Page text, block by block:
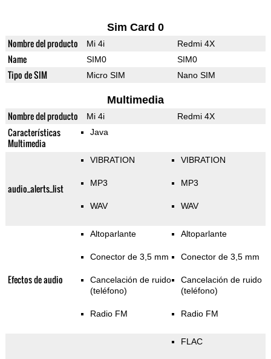
Sim Card 0
Nombre del producto Mi 4i Redmi 4X
Name SIM0 SIM0
Tipo de SIM Micro SIM Nano SIM
Multimedia
Nombre del producto Mi 4i Redmi 4X
Características
Multimedia
Java
audio_alerts_list
VIBRATION
MP3
WAV
VIBRATION
MP3
WAV
Efectos de audio
Altoparlante
Conector de 3,5 mm
Cancelación de ruido
(teléfono)
Radio FM
Altoparlante
Conector de 3,5 mm
Cancelación de ruido
(teléfono)
Radio FM
FLAC